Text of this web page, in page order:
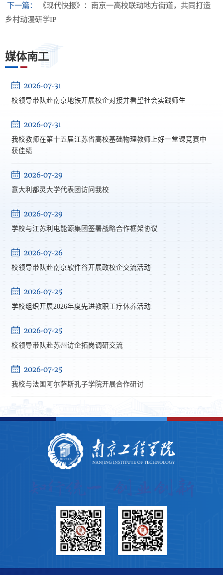
下一篇：
《现代快报》：南京一高校联动地方街道，共同打造
乡村动漫研学IP
媒体南工
2026-07-31
校领导带队赴南京地铁开展校企对接并看望社会实践师生
2026-07-31
我校教师在第十五届江苏省高校基础物理教师上好一堂课竞赛中
获佳绩
2026-07-29
意大利都灵大学代表团访问我校
2026-07-29
学校与江苏利电能源集团签署战略合作框架协议
2026-07-26
校领导带队赴南京软件谷开展政校企交流活动
2026-07-25
学校组织开展2026年度先进教职工疗休养活动
2026-07-25
校领导带队赴苏州访企拓岗调研交流
2026-07-25
我校与法国阿尔萨斯孔子学院开展合作研讨